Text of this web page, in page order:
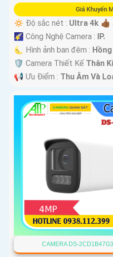
Giá Khuyến
🔅 Độ sắc nét : Ultra 4k 👍🏾
🌠 Công Nghệ Camera : IP.
🌜 Hình ảnh ban đêm :
🛡 Camera Thiết Kế Thân
️📢 Ưu Điểm : Thu Âm Và
CAMERA DS-